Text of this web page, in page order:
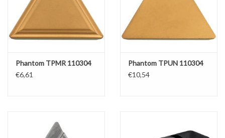
Phantom TPMR 110304
€6,61
Phantom TPUN 110304
€10,54